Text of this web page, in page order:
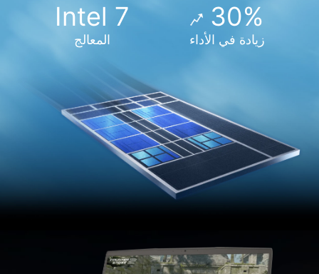
30%
زيادة في الأداء
Intel 7
المعالج